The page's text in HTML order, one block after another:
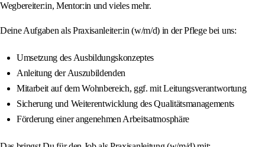
Wegbereiter:in, Mentor:in und vieles mehr.
Deine Aufgaben als Praxisanleiter:in (w/m/d) in der Pflege bei uns:
Umsetzung des Ausbildungskonzeptes
Anleitung der Auszubildenden
Mitarbeit auf dem Wohnbereich, ggf. mit Leitungsverantwortung
Sicherung und Weiterentwicklung des Qualitätsmanagements
Förderung einer angenehmen Arbeitsatmosphäre